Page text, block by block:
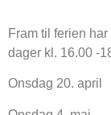
Fram til ferien
dager kl. 16.00 -
Onsdag 20. april